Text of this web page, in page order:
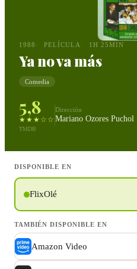
1988 PELÍCULA 1H 25MIN
Ya no va más
Comedia
5,8
★★★☆☆
TMDB
Dirección
Mariano Ozores Puchol
DISPONIBLE EN
FlixOlé
TAMBIÉN DISPONIBLE EN
Amazon Video